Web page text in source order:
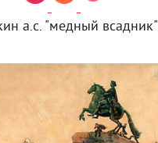
а.с. "медный всадник"